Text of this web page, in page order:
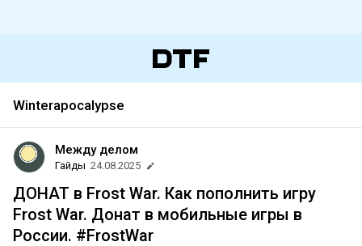
Winterapocalypse
Между делом
Гайды 24.08.2025
ДОНАТ в Frost War. Как пополнить игру
Frost War. Донат в мобильные игры в
России. #FrostWar